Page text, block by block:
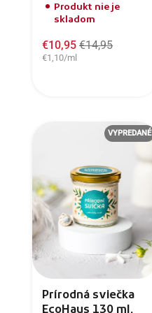
Produkt nie je
skladom
€10,95 €14,95
€1,10/ml
Prírodná sviečka
VYPREDANÉ